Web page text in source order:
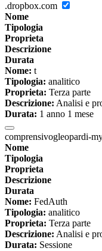
.dropbox.com
Nome
Tipologia
Proprieta
Descrizione
Durata
Nome: t
Tipologia: analitico
Proprieta: Terza parte
Descrizione: Analisi e
Durata: 1 anno 1 mese
comprensivogleopardi-
Nome
Tipologia
Proprieta
Descrizione
Durata
Nome: FedAuth
Tipologia: analitico
Proprieta: Terza parte
Descrizione: Analisi e
Durata: Sessione